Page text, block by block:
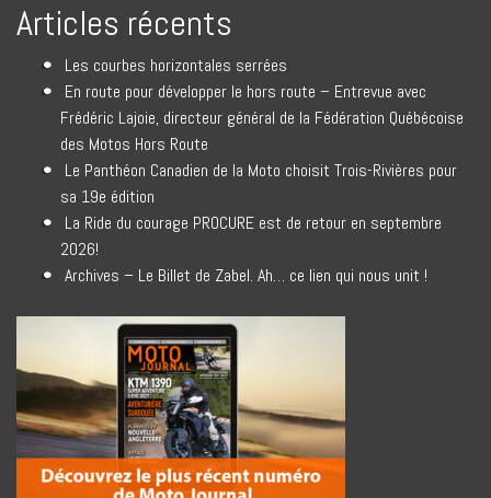
Articles récents
Les courbes horizontales serrées
En route pour développer le hors route – Entrevue avec
Frédéric Lajoie, directeur général de la Fédération Québécoise
des Motos Hors Route
Le Panthéon Canadien de la Moto choisit Trois-Rivières pour
sa 19e édition
La Ride du courage PROCURE est de retour en septembre
2026!
Archives – Le Billet de Zabel. Ah… ce lien qui nous unit !